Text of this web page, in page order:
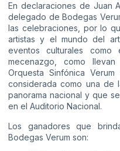
En declaraciones de Juan
delegado de Bodegas
las celebraciones, por lo
artistas y el mundo del
eventos culturales
mecenazgo, como
Orquesta Sinfónica
considerada como una de
panorama nacional y que
en el Auditorio Nacional.
Los ganadores que
Bodegas Verum son: